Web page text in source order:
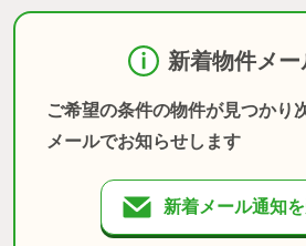
新着物件メー
ご希望の条件の物件が見つかり
メールでお知らせします
新着メール通知